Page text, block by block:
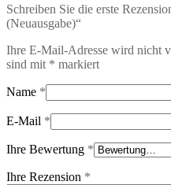
Schreiben Sie die erste
(Neuausgabe)“
Ihre E-Mail-Adresse wird nicht
sind mit * markiert
Name *
E-Mail *
Ihre Bewertung *
Ihre Rezension *